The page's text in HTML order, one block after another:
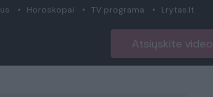
Horoskopai TV programa Lrytas.lt
Atsiųskite video